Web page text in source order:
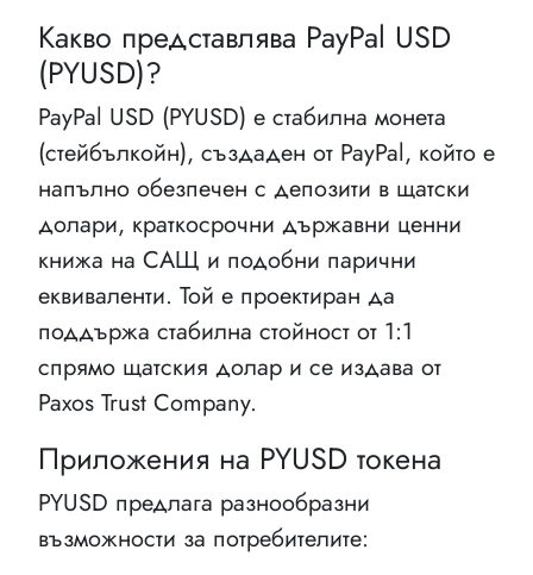
Какво представлява PayPal USD
(PYUSD)?
PayPal USD (PYUSD) е стабилна монета
(стейбълкойн), създаден от PayPal, който е
напълно обезпечен с депозити в щатски
долари, краткосрочни държавни ценни
книжа на САЩ и подобни парични
еквиваленти. Той е проектиран да
поддържа стабилна стойност от 1:1
спрямо щатския долар и се издава от
Paxos Trust Company.
Приложения на PYUSD токена
PYUSD предлага разнообразни
възможности за потребителите: